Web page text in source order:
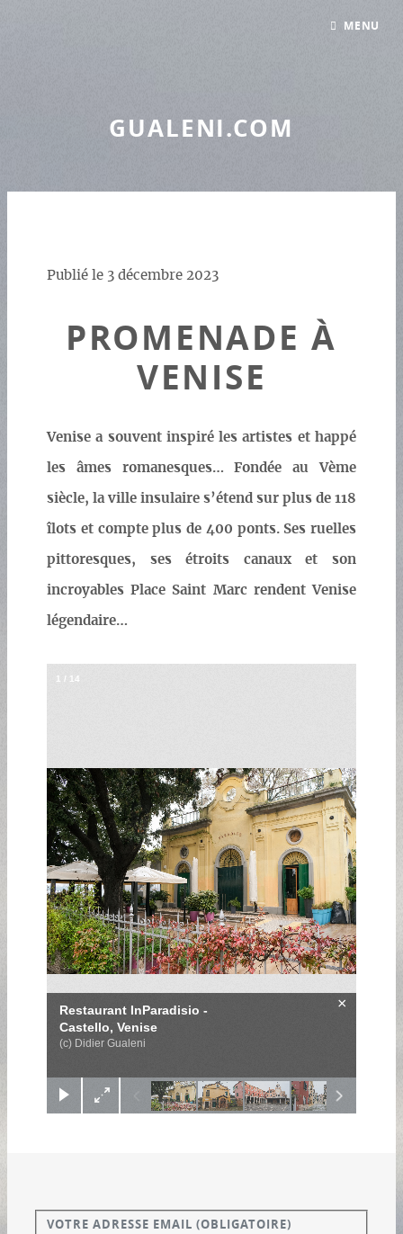
GUALENI.COM
Publié le 3 décembre 2023
PROMENADE À
VENISE
Venise a souvent inspiré les artistes et happé
les âmes romanesques… Fondée au Vème
siècle, la ville insulaire s’étend sur plus de 118
îlots et compte plus de 400 ponts. Ses ruelles
pittoresques, ses étroits canaux et son
incroyables Place Saint Marc rendent Venise
légendaire…
Restaurant InParadisio -
Castello, Venise
(c) Didier Gualeni
×
1 / 14
VOTRE ADRESSE EMAIL(OBLIGATOIRE)
MENU